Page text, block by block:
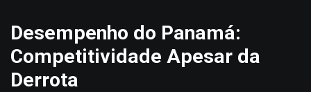
Desempenho do Panamá:
Competitividade Apesar da
Derrota